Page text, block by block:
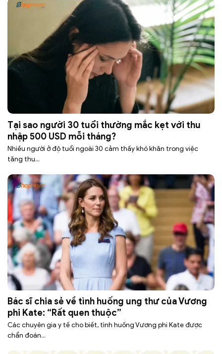
Tại sao người 30 tuổi thường mắc kẹt với thu
nhập 500 USD mỗi tháng?
Nhiều người ở độ tuổi ngoài 30 cảm thấy khó khăn trong việc
tăng thu...
Bác sĩ chia sẻ về tình huống ung thư của Vương
phi Kate: “Rất quen thuộc”
Các chuyên gia y tế cho biết, tình huống Vương phi Kate được
chẩn đoán...